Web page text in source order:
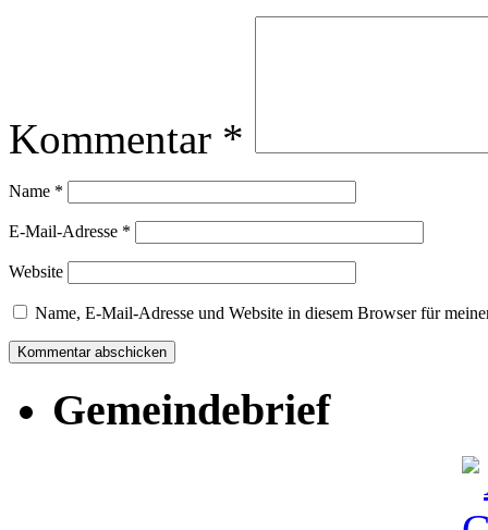
Kommentar *
Name *
E-Mail-Adresse *
Website
Name, E-Mail-Adresse und Website in diesem Browser für
Gemeindebrief